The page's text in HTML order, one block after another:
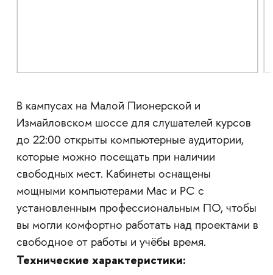
В кампусах на Малой Пионерской и
Измайловском шоссе для слушателей курсов
до 22:00 открыты компьютерные аудитории,
которые можно посещать при наличии
свободных мест. Кабинеты оснащены
мощными компьютерами Mac и PC с
установленным профессиональным ПО, чтобы
вы могли комфортно работать над проектами в
свободное от работы и учёбы время.
Технические характеристики: